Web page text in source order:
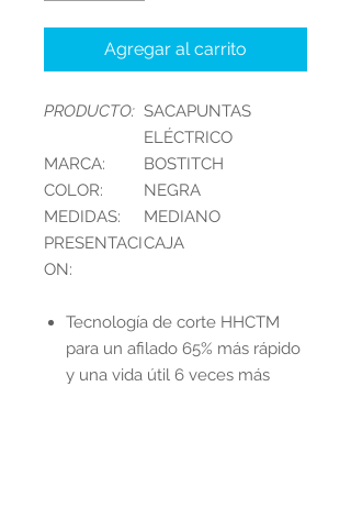
Agregar al carrito
PRODUCTO: SACAPUNTAS
ELÉCTRICO
MARCA:
BOSTITCH
COLOR:
NEGRA
MEDIDAS:
MEDIANO
PRESENTACI
ON:
CAJA
Tecnología de corte HHCTM
para un afilado 65% más rápido
y una vida útil 6 veces más